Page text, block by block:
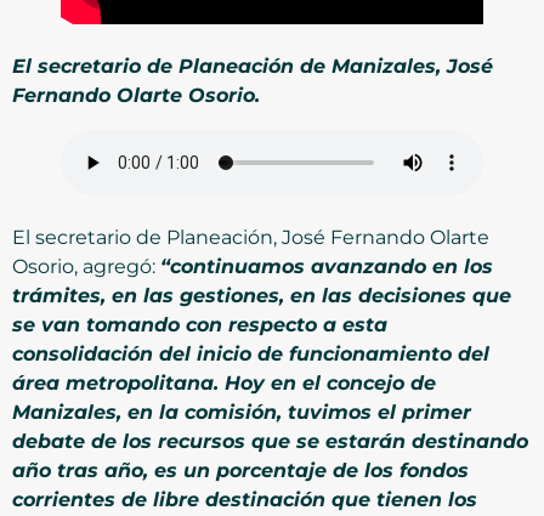
El secretario de Planeación de Manizales, José
Fernando Olarte Osorio.
El secretario de Planeación, José Fernando Olarte
Osorio, agregó: “continuamos avanzando en los
trámites, en las gestiones, en las decisiones que
se van tomando con respecto a esta
consolidación del inicio de funcionamiento del
área metropolitana. Hoy en el concejo de
Manizales, en la comisión, tuvimos el primer
debate de los recursos que se estarán destinando
año tras año, es un porcentaje de los fondos
corrientes de libre destinación que tienen los